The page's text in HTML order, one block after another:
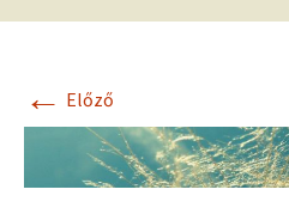
← Előző